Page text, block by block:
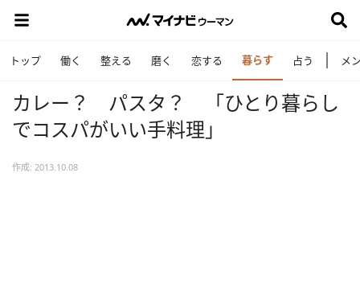
トップ 働く 整える 磨く 恋する 暮らす 占う メ
カレー？ パスタ？ 「ひとり暮らし
でコスパがいい手料理」
作成: 2013.10.08